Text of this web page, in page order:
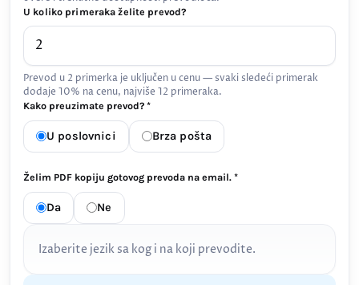
U koliko primeraka želite prevod?
Prevod u 2 primerka je uključen u cenu — svaki sledeći primerak
dodaje 10% na cenu, najviše 12 primeraka.
Kako preuzimate prevod? *
U poslovnici Brza pošta
Želim PDF kopiju gotovog prevoda na email. *
Da Ne
Izaberite jezik sa kog i na koji prevodite.